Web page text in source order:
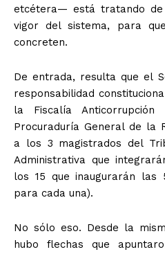
etcétera— está tratando
vigor del sistema, para
concreten.
De entrada, resulta que el
responsabilidad
la Fiscalía
Procuraduría General de la
a los 3 magistrados del
Administrativa que
los 15 que inaugurarán las
para cada una).
No sólo eso. Desde la
hubo flechas que